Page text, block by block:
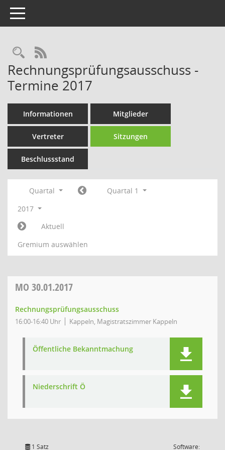
Toggle navigation
Rechercheauswahl
RSS-Feed
Rechnungsprüfungsausschuss -
Termine 2017
Informationen Mitglieder
Vertreter Sitzungen
Beschlussstand
Quartal
Quartal 1
2017
Aktuell
Gremium auswählen
MO 30.01.2017
Rechnungsprüfungsausschuss
16:00-16:40 Uhr Kappeln, Magistratszimmer Kappeln
Öffentliche Bekanntmachung
Niederschrift Ö
1 Satz Software: